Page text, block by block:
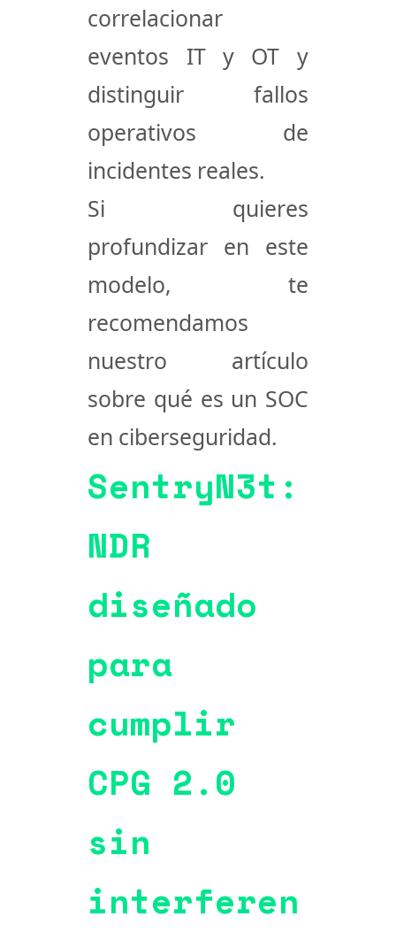
correlacionar
eventos IT y OT y
distinguir fallos
operativos de
incidentes reales.
Si quieres
profundizar en este
modelo, te
recomendamos
nuestro artículo
sobre qué es un SOC
en ciberseguridad.
SentryN3t:
NDR
diseñado
para
cumplir
CPG 2.0
sin
interferen